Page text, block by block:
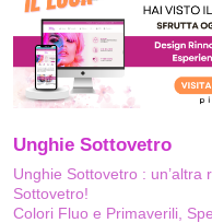
Unghie Sottovetro
Unghie Sottovetro : un’altra
Sottovetro!
Colori Fluo e Primaverili,